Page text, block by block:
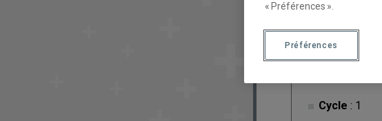
Cycle : 1
« Préférences ».
Préférences